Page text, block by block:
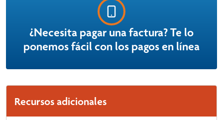
¿Necesita pagar una factura? Te lo
ponemos fácil con los pagos en línea
Recursos adicionales